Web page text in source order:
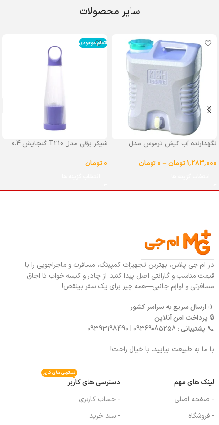
سایر محصولات
نگهدارنده آب کیش ترموس مدل
1,283,000تومان–
0تومان
اتمام موجودی
شیکر برقی مدل T210 گنجایش 0.4
0تومان
در ام جی پلاس، بهترین تجهیزات کمپینگ، مسافرت و ماجراجویی را با
قیمت مناسب و گارانتی اصل پیدا کنید. از چادر و کیسه خواب تا اجاق
مسافرتی و لوازم جانبی—همه چیز برای یک سفر بینقص!
✈️ ارسال سریع به سراسر کشور
🔒 پرداخت امن آنلاین
📞 پشتیبانی: 09369085258 | 09393198490
با ما به طبیعت بیایید، با خیال راحت!
لینک های مهم
- صفحه اصلی
- فروشگاه
دسترسی های کاربر
دسترسی های کاربر
- حساب کاربری
- سبد خرید